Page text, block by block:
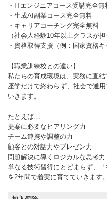
・ITエンジニアコース受講完全無
・生成AI副業コース完全無料
・キャリアコーチング完全無料
（社会人経験10年以上クラスが担
・資格取得支援（例：国家資格
【職業訓練校との違い】
私たちの育成環境は、実務に直結
座学だけで終わらず、社会で通
いきます。
たとえば…
提案に必要なヒアリング力
チーム連携や調整の力
顧客との対話力やプレゼン力
問題解決に導くロジカルな思考力
単なる技術習得にとどまらず、
を2年間で着実に育てていきます。